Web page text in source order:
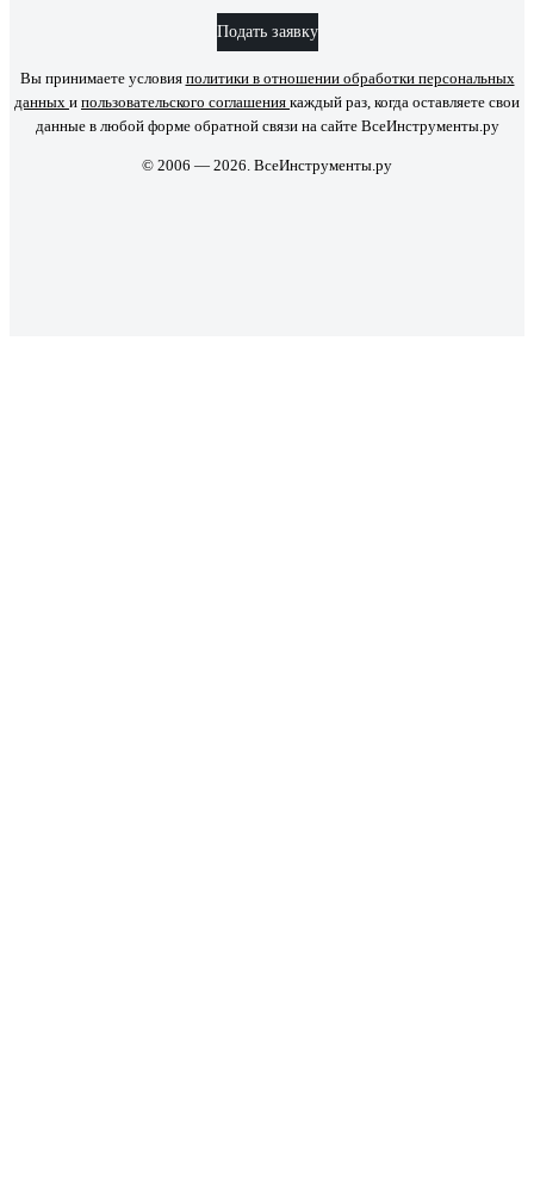
Подать заявку
Вы принимаете условия политики в отношении обработки персональных
данных и пользовательского соглашения каждый раз, когда оставляете свои
данные в любой форме обратной связи на сайте ВсеИнструменты.ру
© 2006 — 2026. ВсеИнструменты.ру